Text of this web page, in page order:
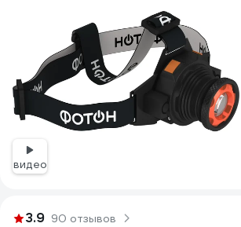
видео
3.9 90 отзывов